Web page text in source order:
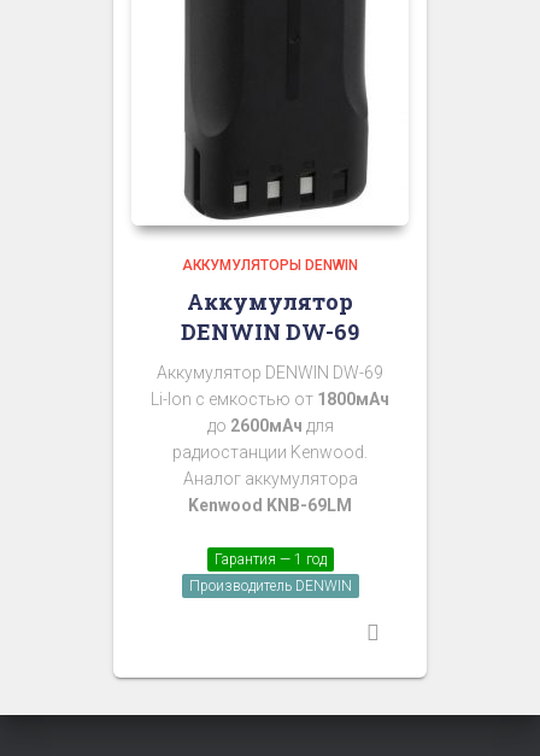
АККУМУЛЯТОРЫ DENWIN
Аккумулятор
DENWIN DW-69
Аккумулятор DENWIN DW-69
Li-Ion с емкостью от 1800мАч
до 2600мАч для
радиостанции Kenwood.
Аналог аккумулятора
Kenwood KNB-69LM
Гарантия — 1 год
Производитель DENWIN